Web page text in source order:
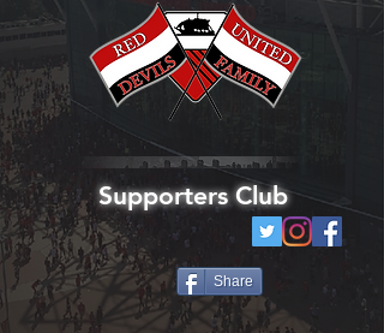
Supporters Club
Share